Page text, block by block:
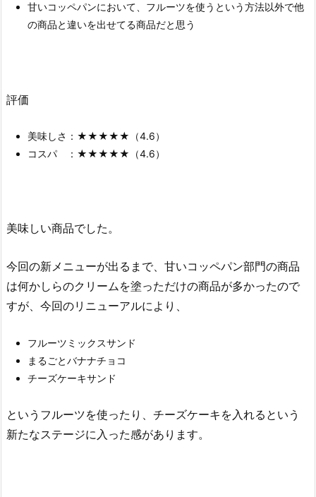
甘いコッペパンにおいて、フルーツを使うという方法以外で他
の商品と違いを出せてる商品だと思う
評価
美味しさ：★★★★★（4.6）
コスパ ：★★★★★（4.6）
美味しい商品でした。
今回の新メニューが出るまで、甘いコッペパン部門の商品
は何かしらのクリームを塗っただけの商品が多かったので
すが、今回のリニューアルにより、
フルーツミックスサンド
まるごとバナナチョコ
チーズケーキサンド
というフルーツを使ったり、チーズケーキを入れるという
新たなステージに入った感があります。